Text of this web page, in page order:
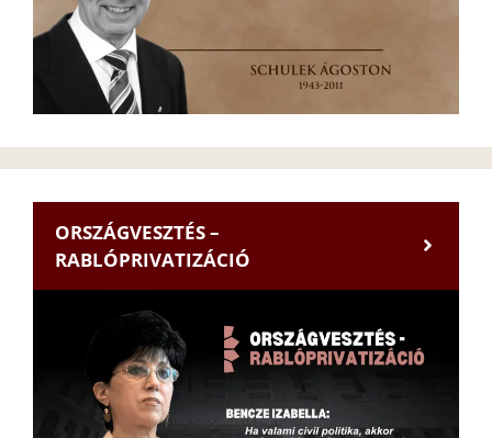
ORSZÁGVESZTÉS –
RABLÓPRIVATIZÁCIÓ